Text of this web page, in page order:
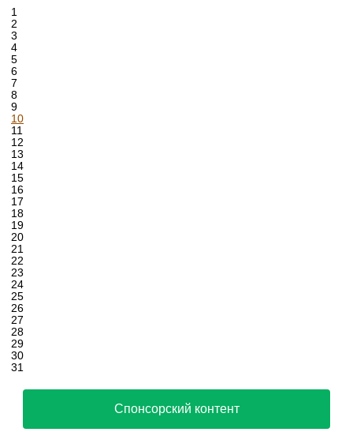
1
2
3
4
5
6
7
8
9
10
11
12
13
14
15
16
17
18
19
20
21
22
23
24
25
26
27
28
29
30
31
Спонсорский контент